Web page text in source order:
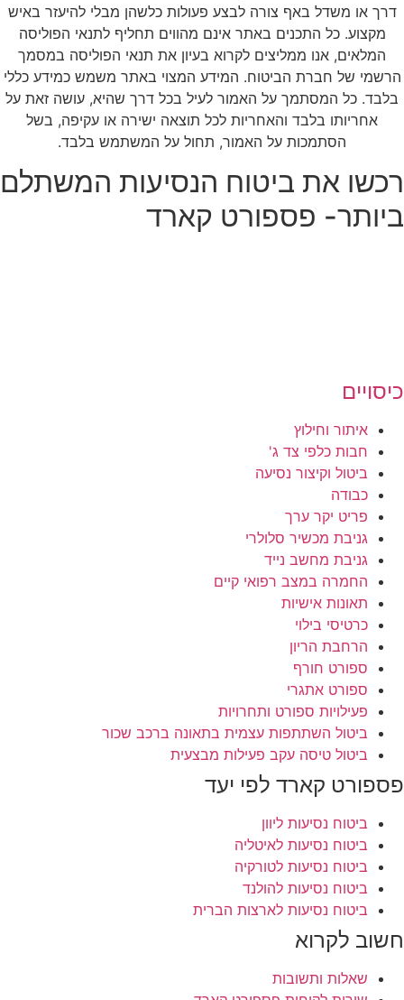
דרך או משדל באף צורה לבצע פעולות כלשהן מבלי להיעזר באיש
מקצוע. כל התכנים באתר אינם מהווים תחליף לתנאי הפוליסה
המלאים, אנו ממליצים לקרוא בעיון את תנאי הפוליסה במסמך
הרשמי של חברת הביטוח. המידע המצוי באתר משמש כמידע כללי
בלבד. כל המסתמך על האמור לעיל בכל דרך שהיא, עושה זאת על
אחריותו בלבד והאחריות לכל תוצאה ישירה או עקיפה, בשל
הסתמכות על האמור, תחול על המשתמש בלבד.
רכשו את ביטוח הנסיעות המשתלם
ביותר- פספורט קארד
כיסויים
איתור וחילוץ
חבות כלפי צד ג'
ביטול וקיצור נסיעה
כבודה
פריט יקר ערך
גניבת מכשיר סלולרי
גניבת מחשב נייד
החמרה במצב רפואי קיים
תאונות אישיות
כרטיסי בילוי
הרחבת הריון
ספורט חורף
ספורט אתגרי
פעילויות ספורט ותחרויות
ביטול השתתפות עצמית בתאונה ברכב שכור
ביטול טיסה עקב פעילות מבצעית
פספורט קארד לפי יעד
ביטוח נסיעות ליוון
ביטוח נסיעות לאיטליה
ביטוח נסיעות לטורקיה
ביטוח נסיעות להולנד
ביטוח נסיעות לארצות הברית
חשוב לקרוא
שאלות ותשובות